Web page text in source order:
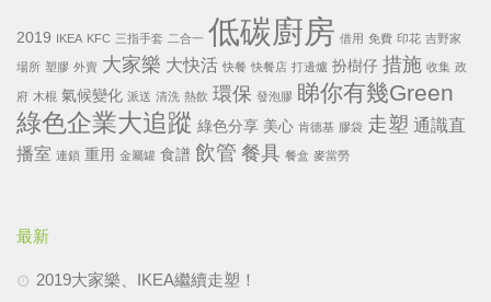
2019 IKEA KFC 三指手套 二合一 低碳廚房 借用 免費 印花 吉野家
場所 塑膠 外賣 大家樂 大快活 快餐 快餐店 打邊爐 扮樹仔 措施 收集 政
府 木棍 氣候變化 派送 清洗 熱飲 環保 發泡膠 睇你有幾Green
綠色企業大追蹤 綠色分享 美心 肯德基 膠袋 走塑 通識直
播室 連鎖 重用 金屬罐 食譜 飲管 餐具 餐盒 麥當勞
最新
2019大家樂、IKEA繼續走塑！